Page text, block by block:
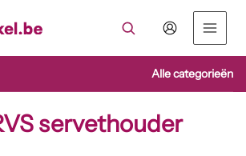
Alle categorieën
servethouder